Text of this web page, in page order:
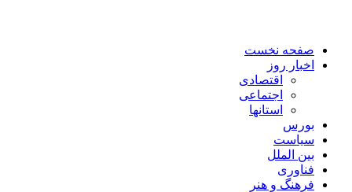
صفحه نخست
اخبار روز
اقتصادی
اجتماعی
استانها
بورس
سیاست
بین الملل
فناوری
فرهنگ و هنر